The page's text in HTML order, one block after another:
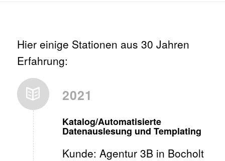
Hier einige Stationen aus 30 Jahren
Erfahrung:
2021
Katalog/Automatisierte
Datenauslesung und Templating
Kunde: Agentur 3B in Bocholt